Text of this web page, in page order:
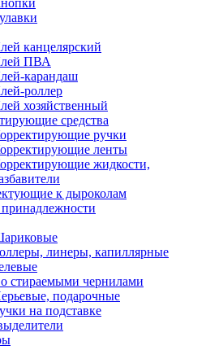
канцелярский
ПВА
карандаш
роллер
хозяйственный
средства
ручки
ленты
жидкости,
к дыроколам
линеры, капиллярные
стираемыми чернилами
подарочные
на подставке